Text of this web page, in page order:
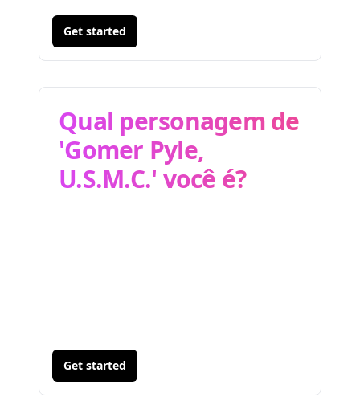
Get started
Qual personagem de
'Gomer Pyle,
U.S.M.C.' você é?
Get started